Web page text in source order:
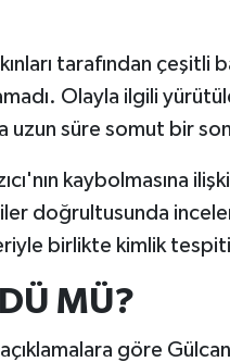
tarafından çeşitli
Olayla ilgili
süre somut bir
kaybolmasına
doğrultusunda
birlikte kimlik tespiti
MÜ?
göre Gülcan